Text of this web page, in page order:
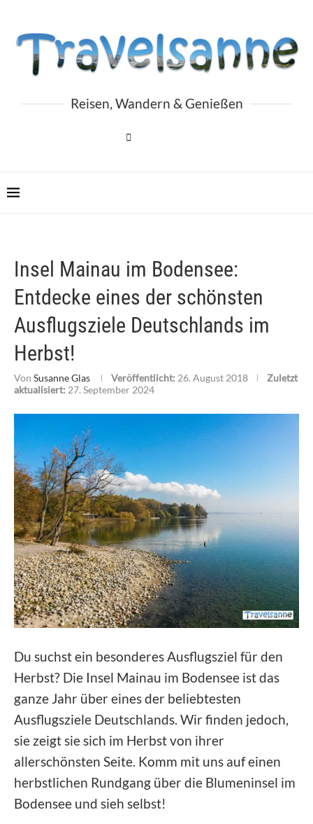
Reisen, Wandern & Genießen
Insel Mainau im Bodensee:
Entdecke eines der schönsten
Ausflugsziele Deutschlands im
Herbst!
Von Susanne Glas Veröffentlicht: 26. August 2018
Zuletzt
aktualisiert: 27. September 2024
Du suchst ein besonderes Ausflugsziel für den
Herbst? Die Insel Mainau im Bodensee ist das
ganze Jahr über eines der beliebtesten
Ausflugsziele Deutschlands. Wir finden jedoch,
sie zeigt sie sich im Herbst von ihrer
allerschönsten Seite. Komm mit uns auf einen
herbstlichen Rundgang über die Blumeninsel im
Bodensee und sieh selbst!